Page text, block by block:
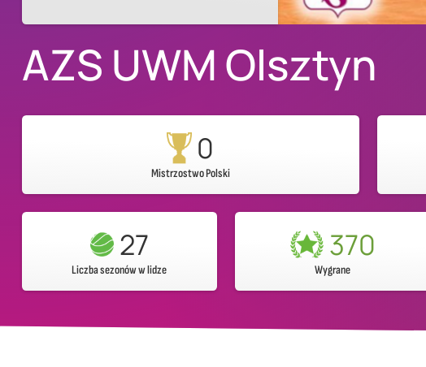
AZS UWM Olsztyn
0
Mistrzostwo Polski
27
Liczba sezonów w lidze
370
Wygrane